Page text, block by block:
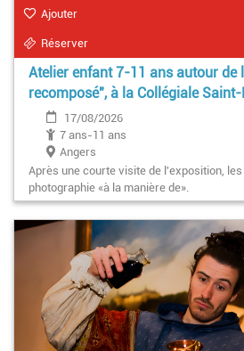
Ajouter
Réserver
Atelier enfant 7-11 ans autour de
recomposé", à la Collégiale
17/08/2026
7 ans-11 ans
Angers
Après une courte visite de l'exposition,
photographie «à la manière de».